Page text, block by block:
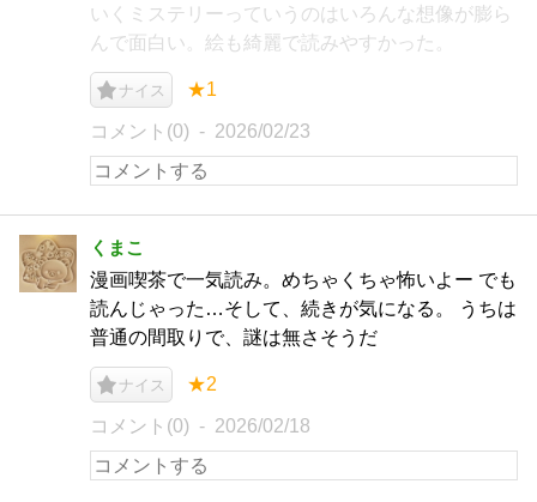
いくミステリーっていうのはいろんな想像が膨ら
んで面白い。絵も綺麗で読みやすかった。
ナイス ★1
コメント(0) 2026/02/23
くまこ
漫画喫茶で一気読み。めちゃくちゃ怖いよー でも
読んじゃった…そして、続きが気になる。 うちは
普通の間取りで、謎は無さそうだ
ナイス ★2
コメント(0) 2026/02/18